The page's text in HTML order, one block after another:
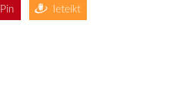
Pin Ieteikt